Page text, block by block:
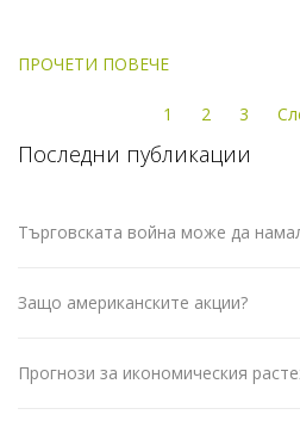
ПРОЧЕТИ ПОВЕЧЕ
1 2 3
Последни публикации
Търговската война може да
Защо американските акции?
Прогнози за икономическия